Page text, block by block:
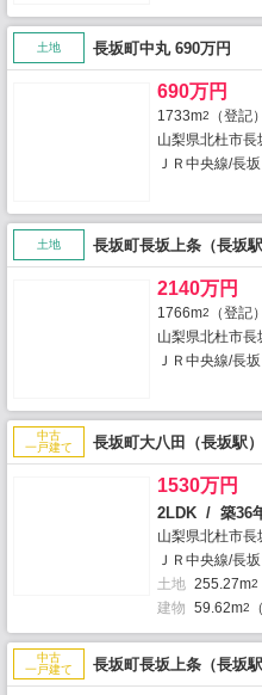
土地 長坂町中丸 690万円
690万円
1733m2
（登記）
山梨県北杜市長
ＪＲ中央線/長
土地 長坂町長坂上条（長坂
2140万円
1766m2
（登記）
山梨県北杜市長
ＪＲ中央線/長
中古
一戸建て
長坂町大八田（長坂駅
1530万円
2LDK / 築36
山梨県北杜市長
ＪＲ中央線/長
土地 255.27m2
建物 59.62m2
中古
一戸建て
長坂町長坂上条（長坂